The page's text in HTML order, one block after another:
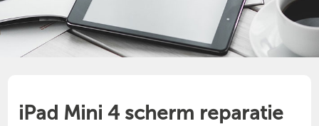
iPad Mini 4 scherm reparatie